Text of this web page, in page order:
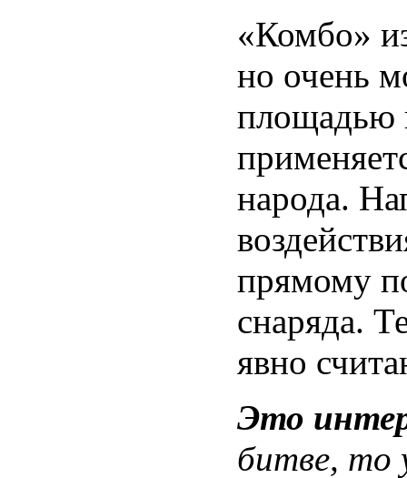
«Комбо»
но очень
площадью
народа.
прямому
снаряда.
явно
Это
битве, то